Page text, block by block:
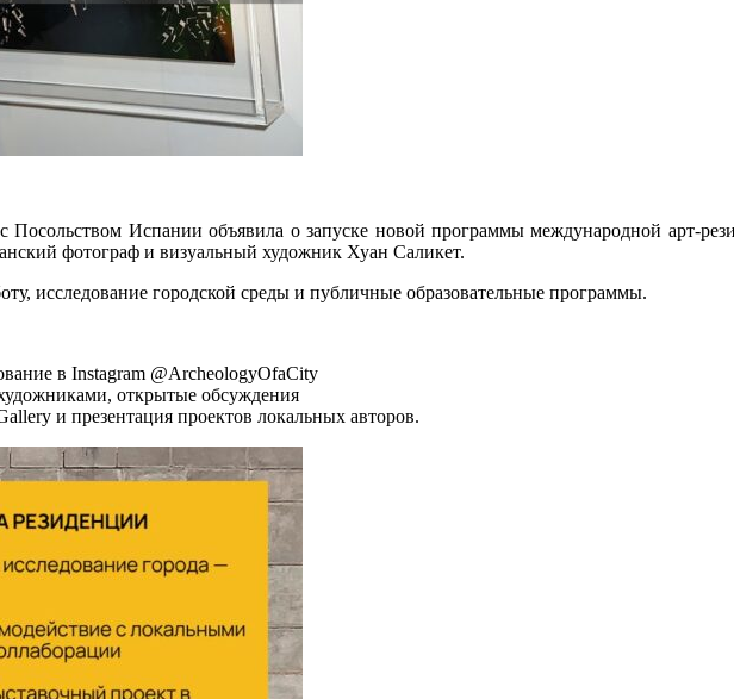
Посольством Испании объявила о запуске новой программы международной арт-
фотограф и визуальный художник Хуан Саликет.
исследование городской среды и публичные образовательные программы.
в Instagram @ArcheologyOfaCity
открытые обсуждения
и презентация проектов локальных авторов.